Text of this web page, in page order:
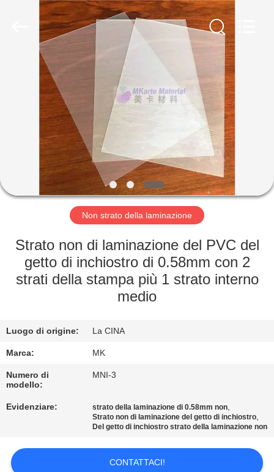
CASA.
PRODOTTI
VIDEO
SU
DI
VISITA
ALLA
CONTROLLO
DELLA
QUALITÀ
CONTATTACI
NOTIZIE
Non strato della laminazione
Strato non di laminazione del PVC del
getto di inchiostro di 0.58mm con 2
strati della stampa più 1 strato interno
medio
Luogo di origine: La CINA
Marca: MK
Numero di
modello:
MNI-3
Evidenziare: strato della laminazione di 0.58mm non,
Strato non di laminazione del getto di inchiostro,
Del getto di inchiostro strato della laminazione non
CONTATTACI!